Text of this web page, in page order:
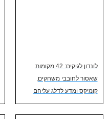
לונדון לגיקים: 42 מקומות
שאסור לחובבי משחקים,
קומיקס ומדע לדלג עליהם